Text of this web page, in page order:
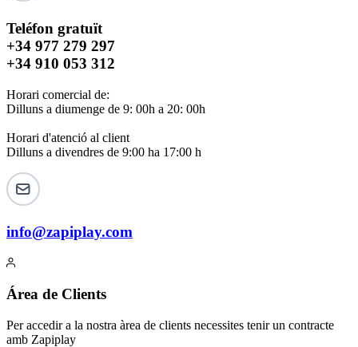
Teléfon gratuït
+34 977 279 297
+34 910 053 312
Horari comercial de:
Dilluns a diumenge de 9: 00h a 20: 00h
Horari d'atenció al client
Dilluns a divendres de 9:00 ha 17:00 h
info@zapiplay.com
Área de Clients
Per accedir a la nostra àrea de clients necessites tenir un contracte
amb Zapiplay